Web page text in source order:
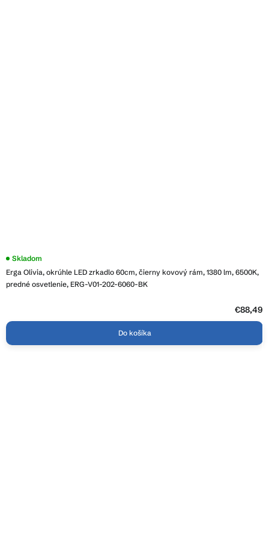
Erga Olivia, okrúhle LED zrkadlo 60cm, čierny kovový rám, 1380 lm, 6500K,
predné osvetlenie, ERG-V01-202-6060-BK
Priemerné
produktu
je
Skladom
€88,49
Do košíka